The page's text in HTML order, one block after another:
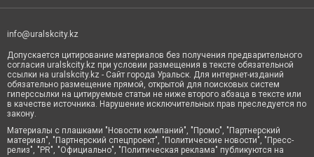
info@uralskcity.kz
Допускается цитирование материалов без получения предварительного
согласия uralskcity.kz при условии размещения в тексте обязательной
ссылки на uralskcity.kz - Сайт города Уральск. Для интернет-изданий
обязательно размещение прямой, открытой для поисковых систем
гиперссылки на цитируемые статьи не ниже второго абзаца в тексте или
в качестве источника. Нарушение исключительных прав преследуется по
закону.
Материалы с плашками "Новости компаний", "Промо", "Партнерский
материал", "Партнерский спецпроект", "Политические новости", "Пресс-
релиз", "PR", "Официально", "Политическая реклама" публикуются на